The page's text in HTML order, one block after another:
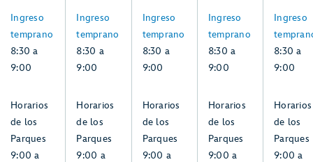
Ingreso
temprano
8:30
a
9:00,
domingo,
agosto
8:30 a
9:00
Horarios
de los
Parques
9:00
a
21:00,
domingo,
9:00 a
Ingreso
temprano
8:30
a
9:00,
lunes,
agosto
8:30 a
9:00
Horarios
de los
Parques
9:00
a
21:00,
lunes,
9:00 a
Ingreso
temprano
8:30
a
9:00,
martes,
agosto
8:30 a
9:00
Horarios
de los
Parques
9:00
a
21:00,
martes,
9:00 a
Ingreso
temprano
8:30
a
9:00,
miércoles,
agosto
8:30 a
9:00
Horarios
de los
Parques
9:00
a
21:00,
miércoles,
9:00 a
Ingreso
8:30
a
9:00,
jueves,
agosto
8:30 a
9:00
Horarios
de los
Parques
9:00
a
21:00,
jueves,
9:00 a